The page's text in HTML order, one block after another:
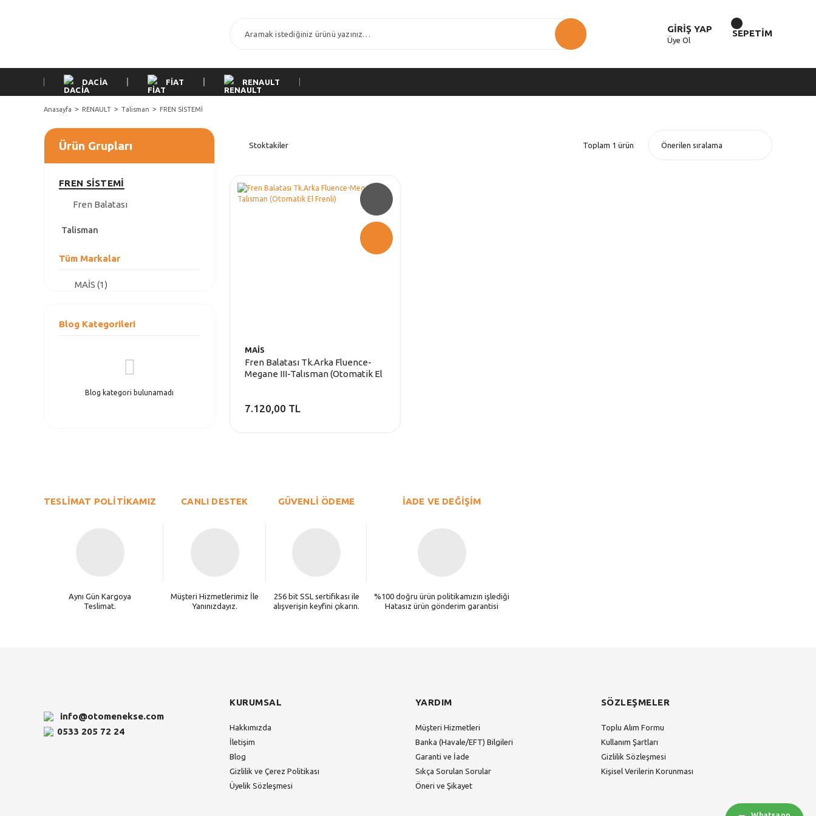
GİRİŞ YAP
Üye Ol
SEPETİM
DACİA FİAT RENAULT
Anasayfa RENAULT Talisman FREN SİSTEMİ
Ürün Grupları
FREN SİSTEMİ
Fren Balatası
Talisman
Tüm Markalar
MAİS (1)
Blog Kategorileri
Blog kategori bulunamadı
Stoktakiler Toplam 1 ürün
MAİS
Fren Balatası Tk.Arka Fluence-
Megane III-Talısman (Otomatik El
7.120,00 TL
TESLİMAT POLİTİKAMIZ
Aynı Gün Kargoya
Teslimat.
CANLI DESTEK
Müşteri Hizmetlerimiz İle
Yanınızdayız.
GÜVENLİ ÖDEME
256 bit SSL sertifikası ile
alışverişin keyfini çıkarın.
İADE VE DEĞİŞİM
%100 doğru ürün politikamızın işlediği
Hatasız ürün gönderim garantisi
info@otomenekse.com
0533 205 72 24
KURUMSAL
Hakkımızda
İletişim
Blog
Gizlilik ve Çerez Politikası
Üyelik Sözleşmesi
YARDIM
Müşteri Hizmetleri
Banka (Havale/EFT) Bilgileri
Garanti ve İade
Sıkça Sorulan Sorular
Öneri ve Şikayet
SÖZLEŞMELER
Toplu Alım Formu
Kullanım Şartları
Gizlilik Sözleşmesi
Kişisel Verilerin Korunması